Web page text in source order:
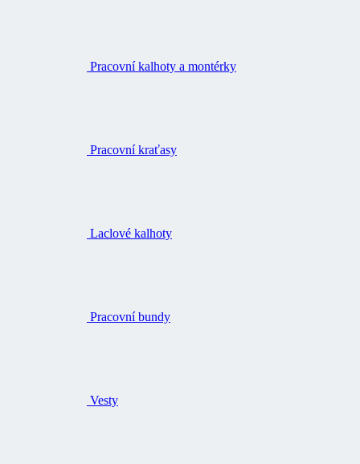
Pracovní kalhoty a montérky
Pracovní kraťasy
Laclové kalhoty
Pracovní bundy
Vesty